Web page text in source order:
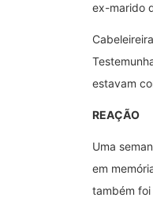
ex-marido
estavam
REAÇÃO
Uma
em
também